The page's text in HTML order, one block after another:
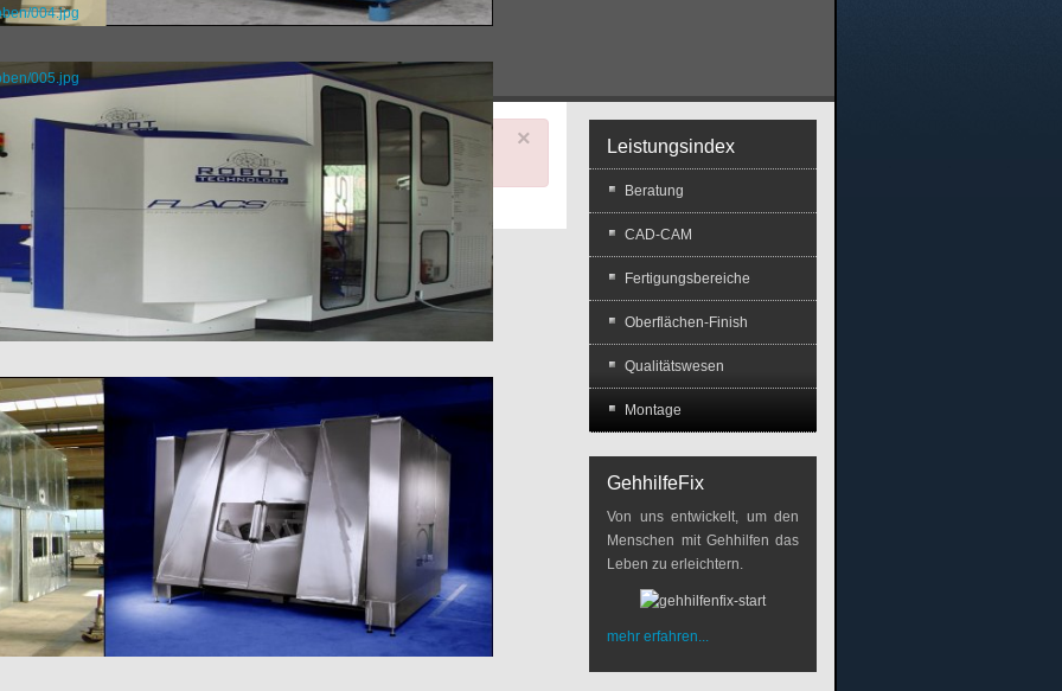
004.jpg
005.jpg
×
Fehler Leistungsindex
Beratung
CAD-CAM
Fertigungsbereiche
Oberflächen-Finish
Qualitätswesen
Montage
GehhilfeFix
Von uns entwickelt, um den
Menschen mit Gehhilfen das
Leben zu erleichtern.
mehr erfahren...